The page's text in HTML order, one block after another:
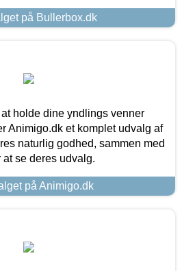
på Bullerbox.dk
holde dine yndlings venner
Animigo.dk et komplet udvalg af
naturlig godhed, sammen med
se deres udvalg.
på Animigo.dk